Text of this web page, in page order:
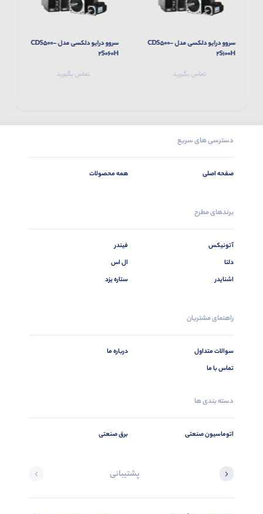
سروو درایو دلکسی مدل CDS500-
2S100H
تماس بگیرید
سروو درایو دلکسی مدل CDS500-
2S060H
تماس بگیرید
دسترسی های سریع
صفحه اصلی همه محصولات
برندهای مطرح
آتونیکس
دلتا
اشنایدر
فیندر
ال اس
ستاره یزد
راهنمای مشتریان
سوالات متداول
تماس با ما
درباره ما
دسته بندی ها
اتوماسیون صنعتی برق صنعتی
پشتیبانی